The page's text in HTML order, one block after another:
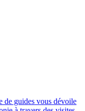
de guides vous dévoile